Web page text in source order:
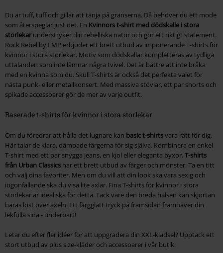
Du är tuff, tuff och gillar att tänja på gränserna. Då behöver du ett mode
som återspeglar just det. En Kvinnors t-shirt med dödskalle i stora
storlekarunderstryker din rebelliska natur och gör ett riktigt statement.
Rock Rebel by EMP erbjuder ett brett utbud av imponerande T-shirts för
kvinnor i stora storlekar. Motiv som dödskallar kompletteras av tydliga
uttalanden som inte lämnar några tvivel. Det är bättre att inte bråka
med en kvinna som du. Skull T-shirts är också det perfekta valet för
nästa punk- eller metallkonsert. Med massiva stövlar, ett par shorts och
spikade accessoarer gör de mer av varje outfit.
Baserade t-shirts för kvinnor i stora storlekar
Om du föredrar att hålla det lugnare kan basic t-shirtsvara rätt för dig.
Här talar de klara, dämpade färgerna för sig själva. Kombinera en enkel
T-shirt med ett par snygga jeans, en kjol eller eleganta byxor. T-shirts
från Urban Classics har ett brett utbud av färger och mönster. Ta en titt
och välj dina favoriter. Men om du vill att din look ska vara sexig och
iögonfallande ska du visa lite axlar. Fina T-shirts för kvinnor i stora
storlekar är idealiska för detta. Tack vare den breda halsen kan skjortan
bäras löst över axeln. Ett färgglatt tryck på framsidan framhäver din
lekfulla sida - underbart!
Letar du efter fler idéer för att uppgradera din XXL-klädsel? Upptäck ett
stort utbud av plus size-kläder och accessoarer i vår butik: